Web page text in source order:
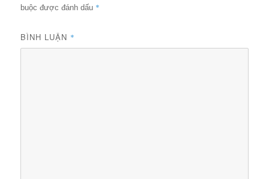
buộc được đánh dấu *
BÌNH LUẬN *